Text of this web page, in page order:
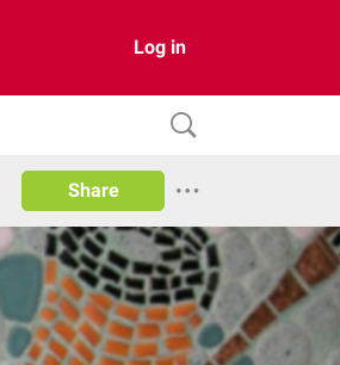
Log in
Share